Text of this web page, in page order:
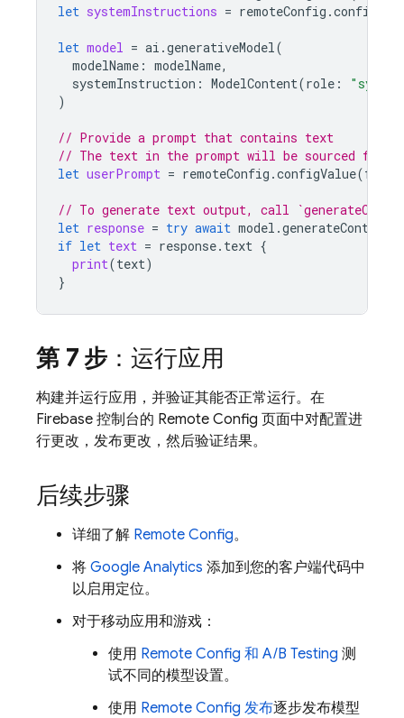
let systemInstructions = remoteConfig .
let model = ai .generativeModel(
modelName : modelName,
systemInstruction : ModelContent(role :
)
// Provide a prompt that contains text
// The text in the prompt will be sourced from
let userPrompt = remoteConfig .configValue(
// To generate text output, call
let response = try await model .generateContent
if let text = response. text {
print(text)
}
第 7 步 ：运行应用
构建并运行应用，并验证其能否正常运行。在
Firebase 控制台的 Remote Config 页面中对配置进
行更改，发布更改，然后验证结果。
后续步骤
详细了解 Remote Config。
将 Google Analytics 添加到您的客户端代码中
以启用定位。
对于移动应用和游戏：
使用 Remote Config 和 A/B Testing 测
试不同的模型设置。
使用 Remote Config 发布逐步发布模型